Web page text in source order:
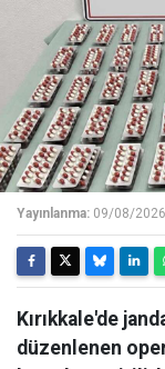
Yayınlanma: 09/08/
Kırıkkale'de
düzenlenen